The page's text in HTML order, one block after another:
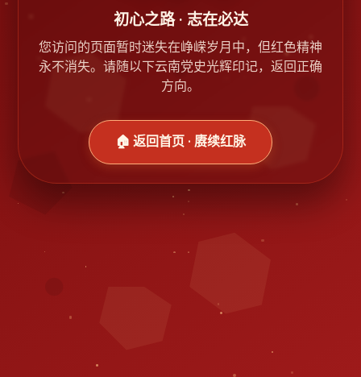
初心之路 · 志在必达
您访问的页面暂时迷失在峥嵘岁月中，但红色精神
永不消失。请随以下云南党史光辉印记，返回正确
方向。
🏠 返回首页 · 赓续红脉